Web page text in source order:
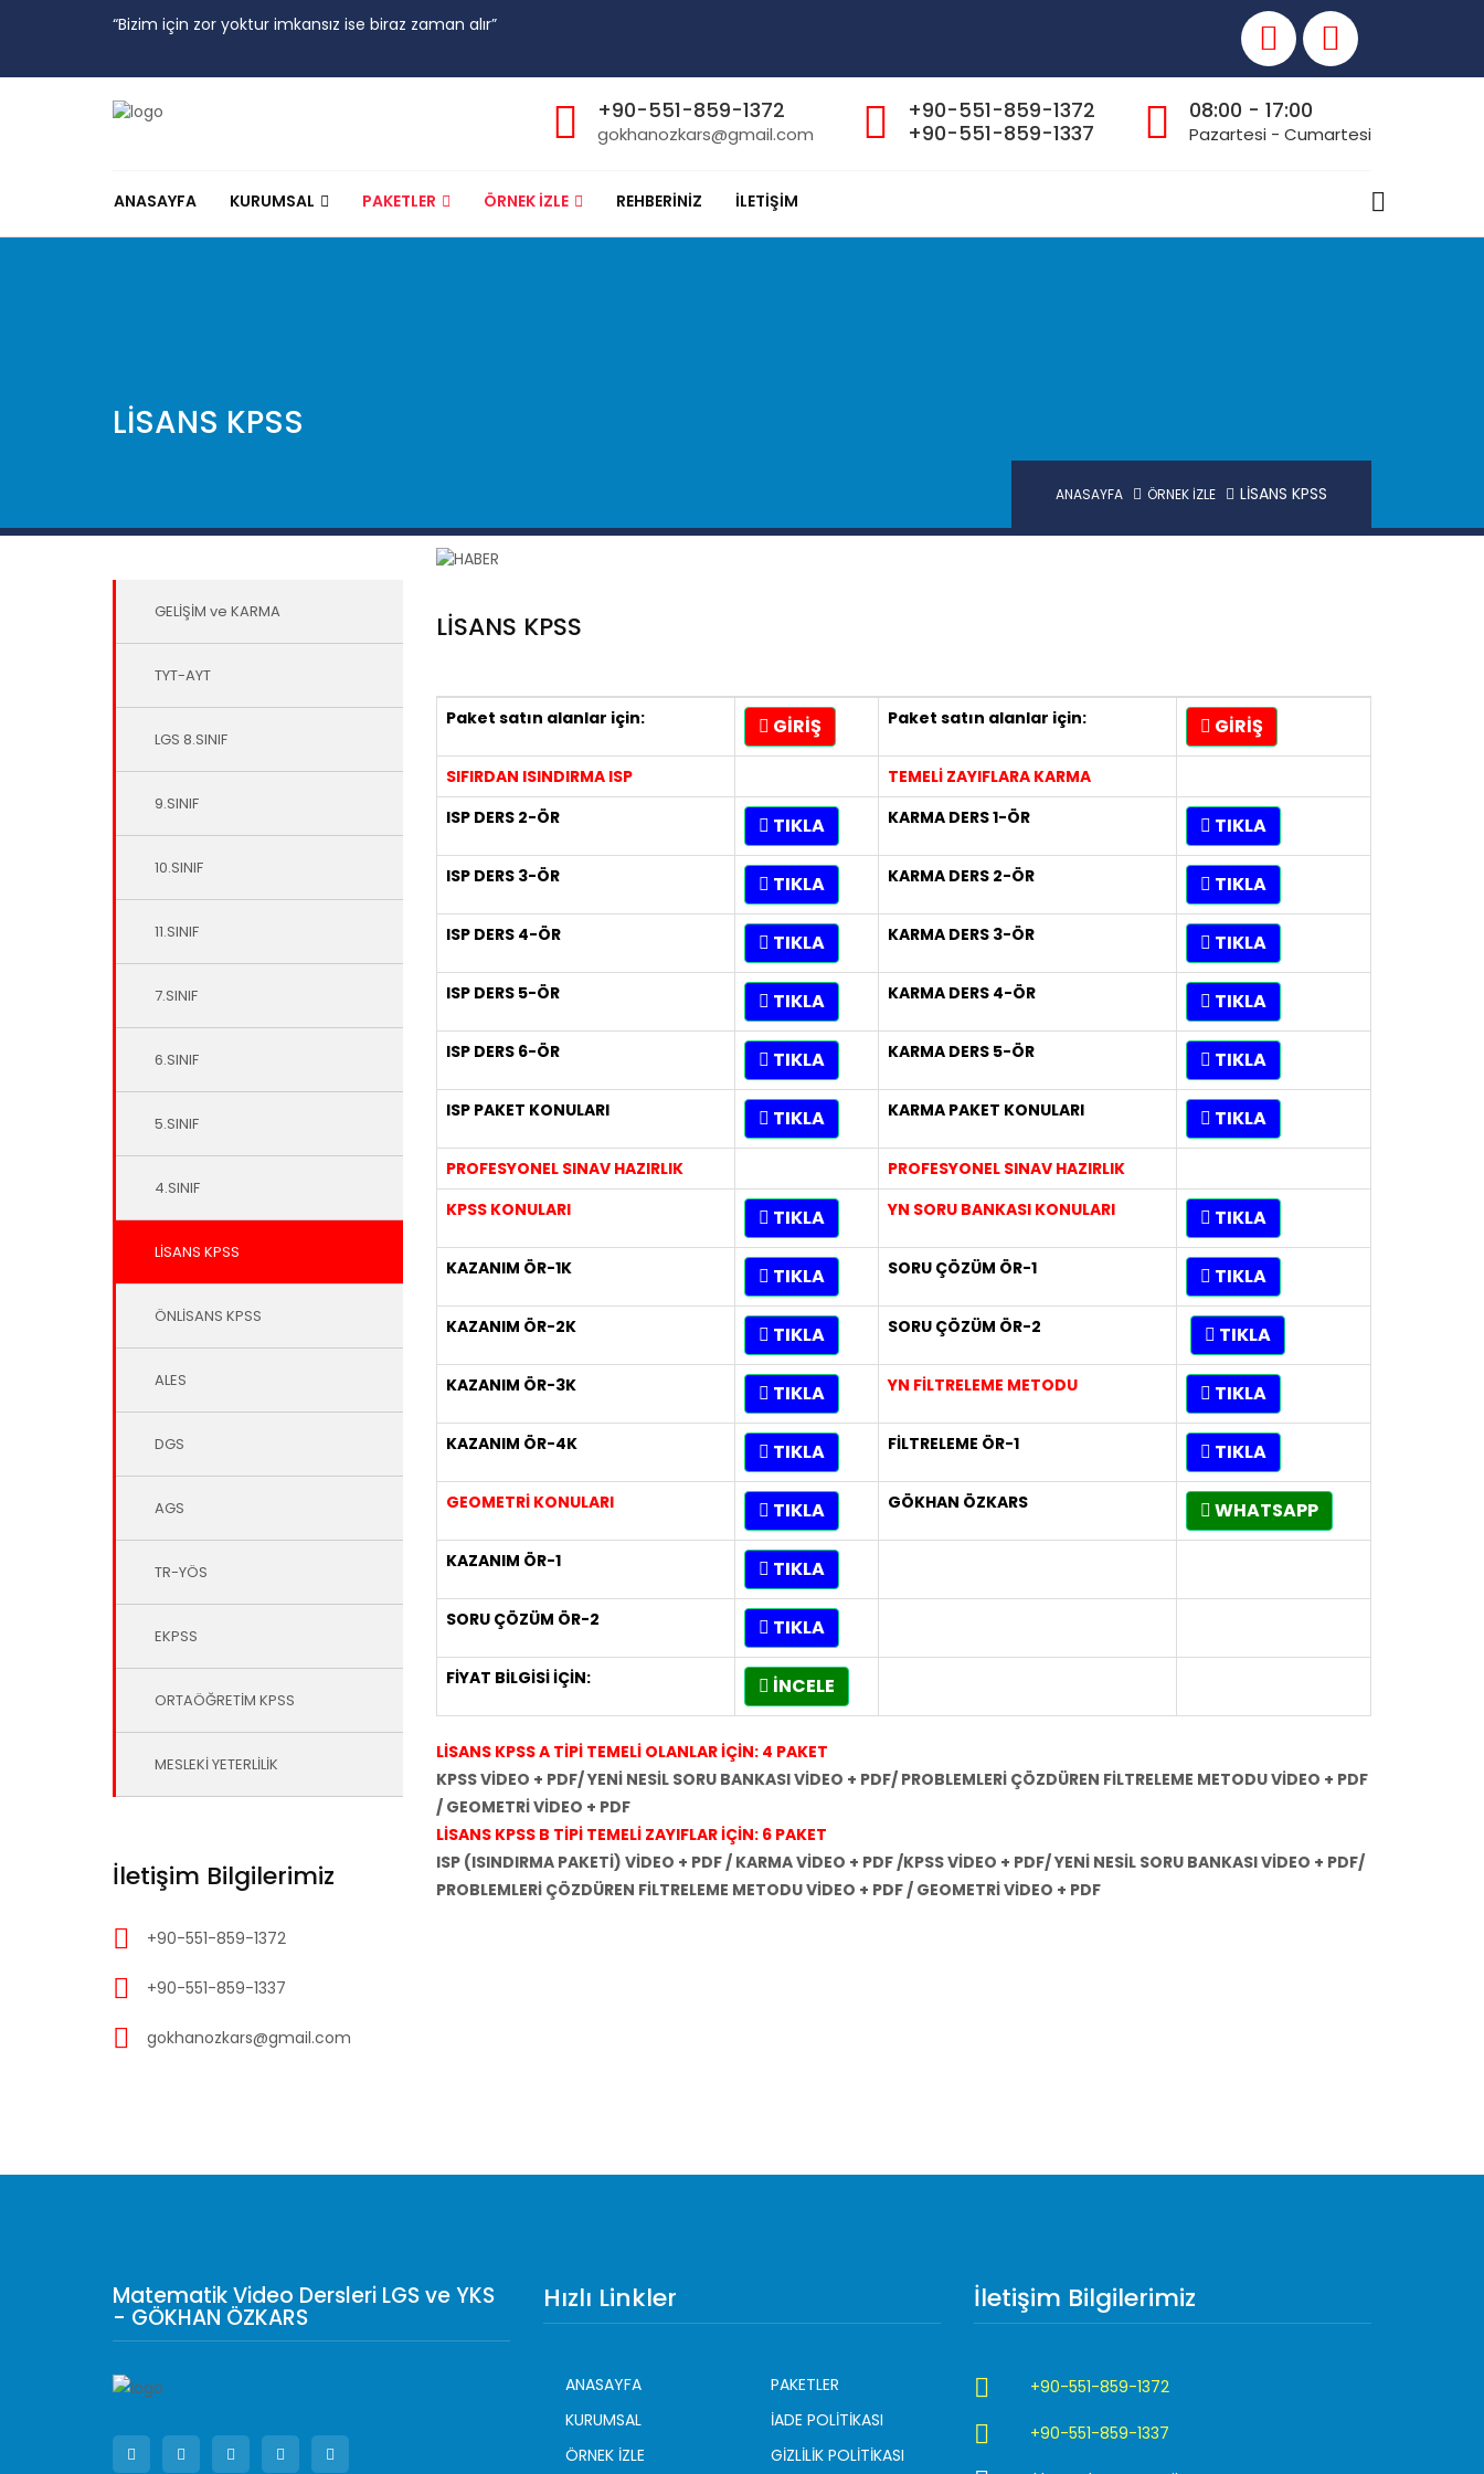
“Bizim için zor yoktur imkansız ise biraz zaman alır”
+90-551-859-1372
gokhanozkars@gmail.com
+90-551-859-1372
+90-551-859-1337
08:00 - 17:00
Pazartesi - Cumartesi
ANASAYFA KURUMSAL PAKETLER ÖRNEK İZLE REHBERİNİZ İLETİŞİM
LİSANS KPSS
ANASAYFA ÖRNEK İZLE LİSANS KPSS
GELİŞİM ve KARMA
TYT-AYT
LGS 8.SINIF
9.SINIF
10.SINIF
11.SINIF
7.SINIF
6.SINIF
5.SINIF
4.SINIF
LİSANS KPSS
ÖNLİSANS KPSS
ALES
DGS
AGS
TR-YÖS
EKPSS
ORTAÖĞRETİM KPSS
MESLEKİ YETERLİLİK
İletişim Bilgilerimiz
+90-551-859-1372
+90-551-859-1337
gokhanozkars@gmail.com
LİSANS KPSS
Paket satın alanlar için: GİRİŞ Paket satın alanlar için: GİRİŞ
SIFIRDAN ISINDIRMA ISP
TEMELİ ZAYIFLARA KARMA
ISP DERS 2-ÖR
TIKLA KARMA DERS 1-ÖR TIKLA
ISP DERS 3-ÖR TIKLA KARMA DERS 2-ÖR TIKLA
ISP DERS 4-ÖR TIKLA KARMA DERS 3-ÖR TIKLA
ISP DERS 5-ÖR TIKLA KARMA DERS 4-ÖR TIKLA
ISP DERS 6-ÖR TIKLA KARMA DERS 5-ÖR TIKLA
ISP PAKET KONULARI TIKLA KARMA PAKET KONULARI TIKLA
PROFESYONEL SINAV HAZIRLIK
PROFESYONEL SINAV HAZIRLIK
KPSS KONULARI
TIKLA YN SORU BANKASI KONULARI TIKLA
KAZANIM ÖR-1K TIKLA SORU ÇÖZÜM ÖR-1 TIKLA
KAZANIM ÖR-2K TIKLA SORU ÇÖZÜM ÖR-2 TIKLA
KAZANIM ÖR-3K TIKLA YN FİLTRELEME METODU TIKLA
KAZANIM ÖR-4K TIKLA FİLTRELEME ÖR-1 TIKLA
GEOMETRİ KONULARI TIKLA GÖKHAN ÖZKARS WHATSAPP
KAZANIM ÖR-1 TIKLA
SORU ÇÖZÜM ÖR-2 TIKLA
FİYAT BİLGİSİ İÇİN: İNCELE
LİSANS KPSS A TİPİ TEMELİ OLANLAR İÇİN: 4 PAKET
KPSS VİDEO + PDF/ YENİ NESİL SORU BANKASI VİDEO + PDF/ PROBLEMLERİ ÇÖZDÜREN FİLTRELEME METODU VİDEO + PDF
/ GEOMETRİ VİDEO + PDF
LİSANS KPSS B TİPİ TEMELİ ZAYIFLAR İÇİN: 6 PAKET
ISP (ISINDIRMA PAKETİ) VİDEO + PDF / KARMA VİDEO + PDF /KPSS VİDEO + PDF/ YENİ NESİL SORU BANKASI VİDEO + PDF/
PROBLEMLERİ ÇÖZDÜREN FİLTRELEME METODU VİDEO + PDF / GEOMETRİ VİDEO + PDF
Matematik Video Dersleri LGS ve YKS
- GÖKHAN ÖZKARS
Hızlı Linkler
ANASAYFA
KURUMSAL
ÖRNEK İZLE
PAKETLER
İADE POLİTİKASI
GİZLİLİK POLİTİKASI
İletişim Bilgilerimiz
+90-551-859-1372
+90-551-859-1337